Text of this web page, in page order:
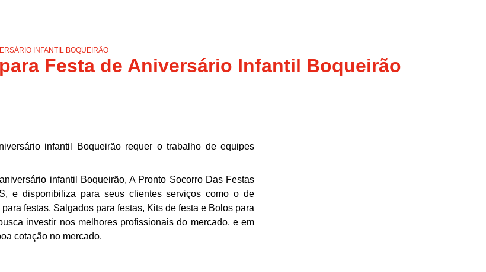
INFANTIL BOQUEIRÃO
Festa de Aniversário Infantil Boqueirão
infantil Boqueirão requer o trabalho de equipes
infantil Boqueirão, A Pronto Socorro Das Festas
e disponibiliza para seus clientes serviços como o de
festas, Salgados para festas, Kits de festa e Bolos para
investir nos melhores profissionais do mercado, e em
cotação no mercado.